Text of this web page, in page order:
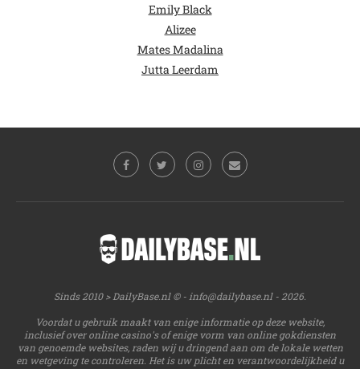
Emily Black
Alizee
Mates Madalina
Jutta Leerdam
Sinds 2010 > DailyBase.nl © - info@dailybase.nl- 2026.
Voordat u gebruik maakt van enige informatie op deze website,
inclusief over online casino's of enige vorm van online gokdiensten
van genoemde websites, raden wij u dringend aan om de lokale wetten
en wetgeving te controleren. Het is uw plicht en verantwoordelijkheid u